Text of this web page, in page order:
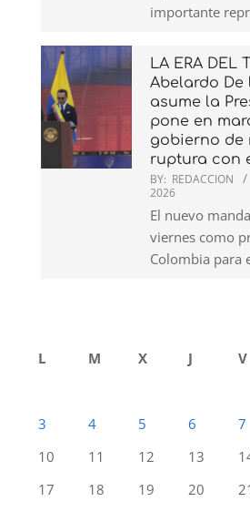
importante
LA ERA DEL
Abelardo De
asume la
pone en
gobierno de
ruptura con
BY: REDACCION
2026
El nuevo
viernes como
Colombia para
L
M X J V
3
4 5 6 7
10
11 12 13
17
18 19 20